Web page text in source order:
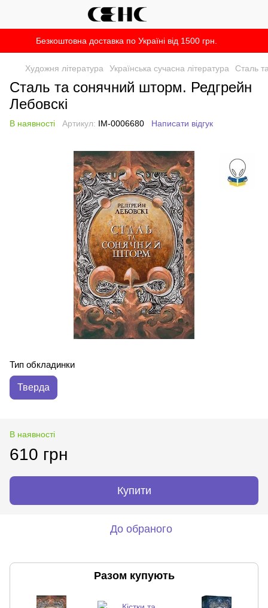
Безкоштовна доставка по Україні від 1500 грн.
Художня література Українська сучасна література Сталь
Сталь та сонячний шторм. Редгрейн
Лебовскі
В наявності Артикул: IM-0006680 Написати відгук
Тип обкладинки
Тверда
В наявності
610 грн
Купити
До обраного
Разом купують